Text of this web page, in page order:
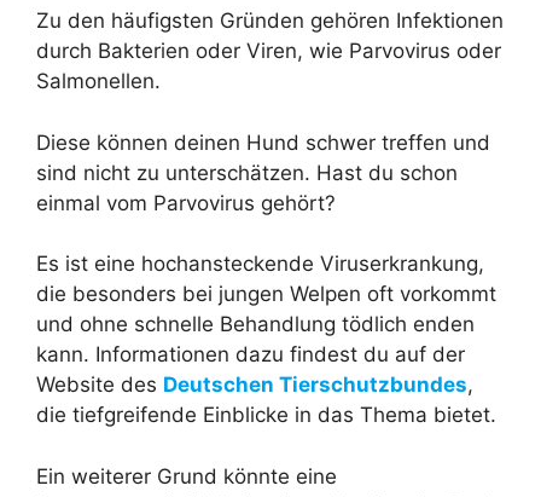
Zu den häufigsten Gründen gehören Infektionen
durch Bakterien oder Viren, wie Parvovirus oder
Salmonellen.
Diese können deinen Hund schwer treffen und
sind nicht zu unterschätzen. Hast du schon
einmal vom Parvovirus gehört?
Es ist eine hochansteckende Viruserkrankung,
die besonders bei jungen Welpen oft vorkommt
und ohne schnelle Behandlung tödlich enden
kann. Informationen dazu findest du auf der
Website des Deutschen Tierschutzbundes,
die tiefgreifende Einblicke in das Thema bietet.
Ein weiterer Grund könnte eine